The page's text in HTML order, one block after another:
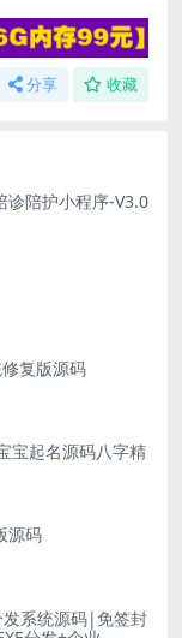
分享 收藏
诊陪护小程序-V3.0
复版源码
宝起名源码八字精
源码
发系统源码|免签封